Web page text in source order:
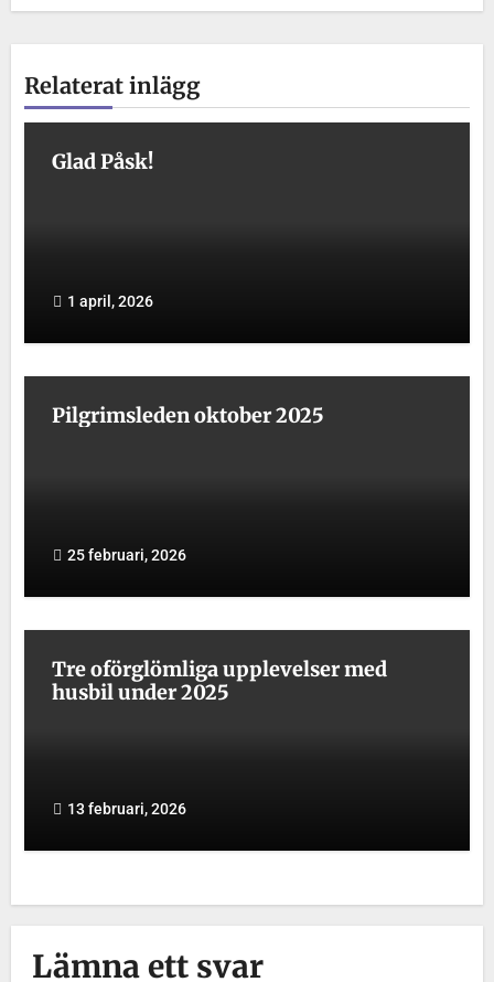
Relaterat inlägg
Glad Påsk!
1 april, 2026
Pilgrimsleden oktober 2025
25 februari, 2026
Tre oförglömliga upplevelser med
husbil under 2025
13 februari, 2026
Lämna ett svar